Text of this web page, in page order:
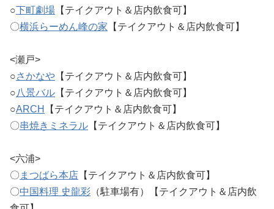
○下町劇場 【テイクアウト＆店内飲食可】
〇横浜らーめん峰の家 【テイクアウト＆店内飲食可】
<瀬戸>
○さかなや 【テイクアウト＆店内飲食可】
○八景バル 【テイクアウト＆店内飲食可】
○ARCH
【テイクアウト＆店内飲食可】
〇串焼きミネラル 【テイクアウト＆店内飲食可】
<六浦>
〇 まつばら本店 【テイクアウト＆店内飲食可】
〇中国料理 史龍彩 （駐車場有）【テイクアウト＆店内飲